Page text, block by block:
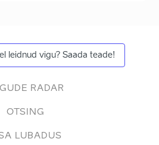
leidnud vigu? Saada teade!
RADAR
OTSING
LUBADUS